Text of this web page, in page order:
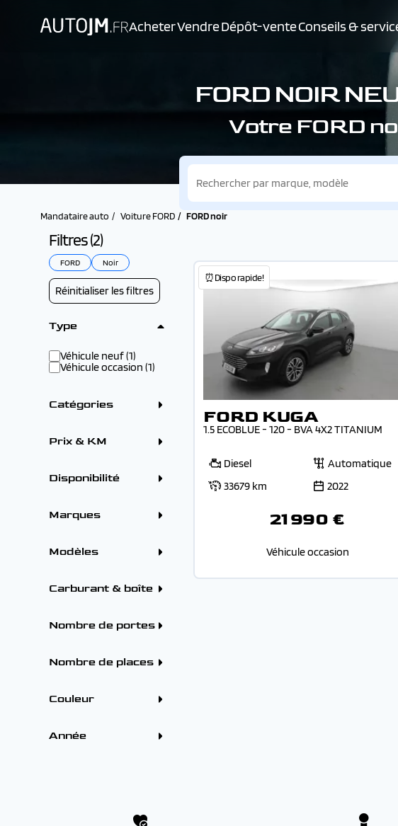
AcheterVendreDépôt-venteConseils &
FORD NOIR
Votre FORD
Mandataire auto Voiture FORD FORD noir
Filtres (2)
FORD Noir
Réinitialiser les filtres
Type
Véhicule neuf (1)
Véhicule occasion (1)
Catégories
Prix & KM
Kilométrage
Disponibilité
Marques
BMW (1)
CITROEN (8)
PEUGEOT (22)
Modèles
FORD
FORD KUGA (1)
Carburant & boîte
Diesel (1)
Hybride (1)
Nombre de portes
Nombre de places
Couleur
Gris (3)
Noir (2)
Année
⏰Dispo rapide!
FORD KUGA
1.5 ECOBLUE - 120 - BVA 4X2 TITANIUM
Diesel
Automatique
33679 km
2022
21 990 €
Véhicule occasion